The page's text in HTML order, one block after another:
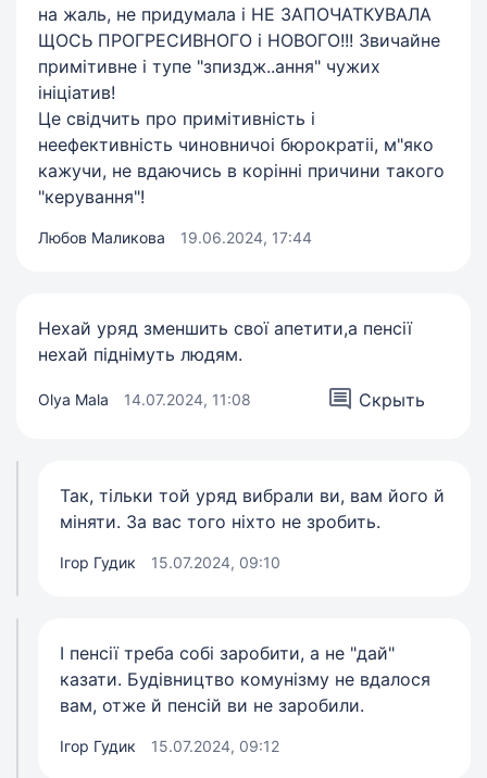
на жаль, не придумала і НЕ ЗАПОЧАТКУВАЛА
ЩОСЬ ПРОГРЕСИВНОГО і НОВОГО!!! Звичайне
примітивне і тупе "зпиздж..ання" чужих
ініціатив!
Це свідчить про примітивність і
неефективність чиновничоі бюрократіі, м"яко
кажучи, не вдаючись в корінні причини такого
"керування"!
Любов Маликова 19.06.2024, 17:44
Нехай уряд зменшить свої апетити,а пенсії
нехай піднімуть людям.
Olya Mala 14.07.2024, 11:08 Скрыть
Так, тільки той уряд вибрали ви, вам його й
міняти. За вас того ніхто не зробить.
Ігор Гудик 15.07.2024, 09:10
І пенсії треба собі заробити, а не "дай"
казати. Будівництво комунізму не вдалося
вам, отже й пенсій ви не заробили.
Ігор Гудик 15.07.2024, 09:12